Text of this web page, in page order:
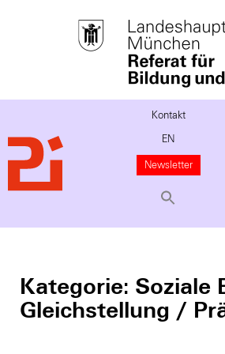
Kontakt
EN
Newsletter
Kategorie: Soziale
Gleichstellung /